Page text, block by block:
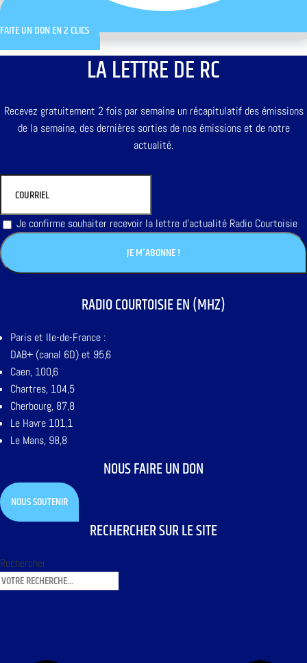
FAITE UN DON EN 2 CLICS
LA LETTRE DE RC
Recevez gratuitement 2 fois par semaine un récapitulatif des émissions
de la semaine, des dernières sorties de nos émissions et de notre
actualité.
Je confirme souhaiter recevoir la lettre d'actualité Radio Courtoisie
RADIO COURTOISIE EN (MHZ)
Paris et Ile-de-France :
DAB+ (canal 6D) et 95,6
Caen, 100,6
Chartres, 104,5
Cherbourg, 87,8
Le Havre 101,1
Le Mans, 98,8
NOUS FAIRE UN DON
NOUS SOUTENIR
RECHERCHER SUR LE SITE
Rechercher